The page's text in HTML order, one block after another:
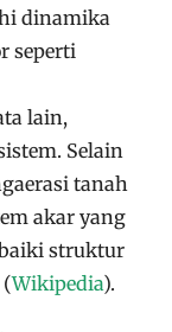
dinamika
seperti
lain,
Selain
tanah
akar yang
struktur
(Wikipedia)​.